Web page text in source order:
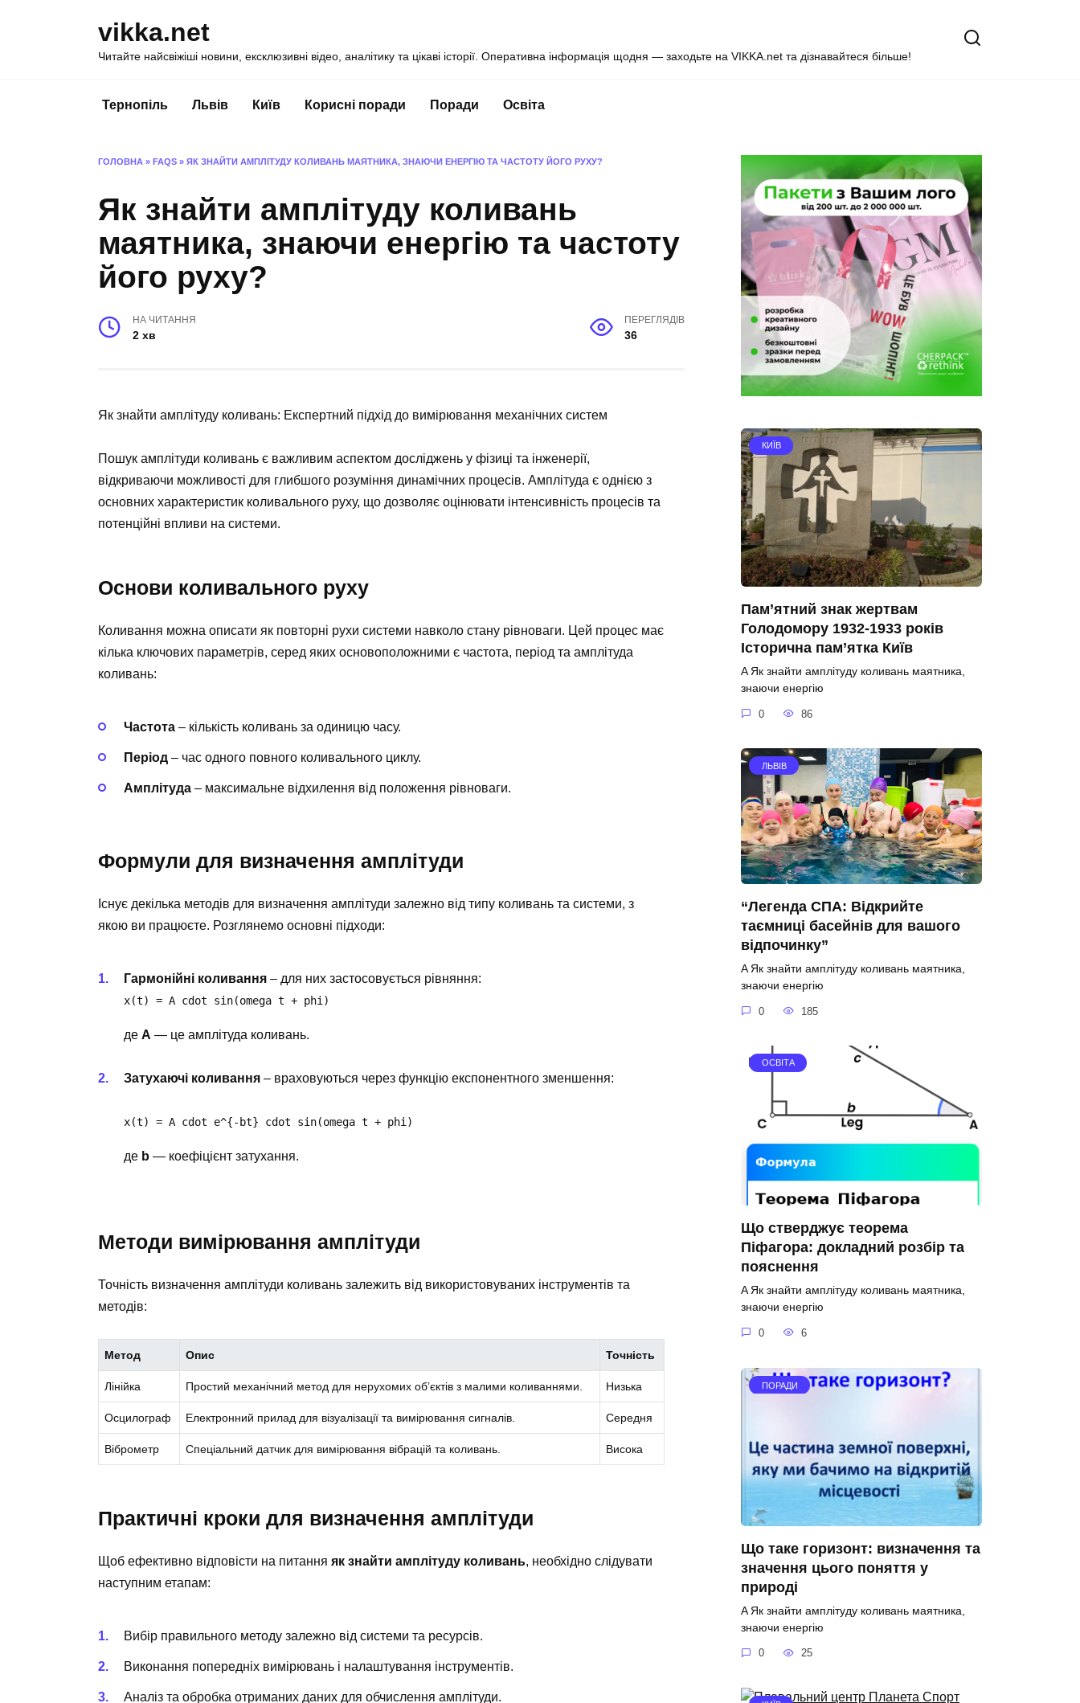
vikka.net
Читайте найсвіжіші новини, ексклюзивні відео, аналітику та цікаві історії. Оперативна інформація щодня — заходьте на VIKKA.net та дізнавайтеся більше!
Тернопіль Львів Київ Корисні поради Поради Освіта
ГОЛОВНА » FAQS » ЯК ЗНАЙТИ АМПЛІТУДУ КОЛИВАНЬ МАЯТНИКА, ЗНАЮЧИ ЕНЕРГІЮ ТА ЧАСТОТУ ЙОГО РУХУ?
Як знайти амплітуду коливань
маятника, знаючи енергію та частоту
його руху?
НА ЧИТАННЯ
2 хв
ПЕРЕГЛЯДІВ
36
Як знайти амплітуду коливань: Експертний підхід до вимірювання механічних систем
Пошук амплітуди коливань є важливим аспектом досліджень у фізиці та інженерії,
відкриваючи можливості для глибшого розуміння динамічних процесів. Амплітуда є однією з
основних характеристик коливального руху, що дозволяє оцінювати інтенсивність процесів та
потенційні впливи на системи.
Основи коливального руху
Коливання можна описати як повторні рухи системи навколо стану рівноваги. Цей процес має
кілька ключових параметрів, серед яких основоположними є частота, період та амплітуда
коливань:
Частота – кількість коливань за одиницю часу.
Період – час одного повного коливального циклу.
Амплітуда – максимальне відхилення від положення рівноваги.
Формули для визначення амплітуди
Існує декілька методів для визначення амплітуди залежно від типу коливань та системи, з
якою ви працюєте. Розглянемо основні підходи:
Гармонійні коливання – для них застосовується рівняння:
x(t) = A cdot sin(omega t + phi)
де A — це амплітуда коливань.
Затухаючі коливання – враховуються через функцію експонентного зменшення:
x(t) = A cdot e^{-bt} cdot sin(omega t + phi)
де b — коефіцієнт затухання.
Методи вимірювання амплітуди
Точність визначення амплітуди коливань залежить від використовуваних інструментів та
методів:
Метод Опис Точність
Лінійка Простий механічний метод для нерухомих об’єктів з малими коливаннями. Низька
Осцилограф Електронний прилад для візуалізації та вимірювання сигналів. Середня
Віброметр Спеціальний датчик для вимірювання вібрацій та коливань. Висока
Практичні кроки для визначення амплітуди
Щоб ефективно відповісти на питання як знайти амплітуду коливань, необхідно слідувати
наступним етапам:
Вибір правильного методу залежно від системи та ресурсів.
Виконання попередніх вимірювань і налаштування інструментів.
Аналіз та обробка отриманих даних для обчислення амплітуди.
КИЇВ
Пам’ятний знак жертвам
Голодомору 1932-1933 років
Історична пам’ятка Київ
A Як знайти амплітуду коливань маятника,
знаючи енергію
0 86
ЛЬВІВ
“Легенда СПА: Відкрийте
таємниці басейнів для вашого
відпочинку”
A Як знайти амплітуду коливань маятника,
знаючи енергію
0 185
ОСВІТА
Що стверджує теорема
Піфагора: докладний розбір та
пояснення
A Як знайти амплітуду коливань маятника,
знаючи енергію
0 6
ПОРАДИ
Що таке горизонт: визначення та
значення цього поняття у
природі
A Як знайти амплітуду коливань маятника,
знаючи енергію
0 25